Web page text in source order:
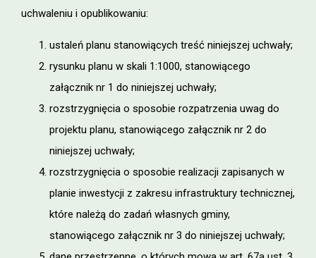
uchwaleniu i opublikowaniu:
ustaleń planu stanowiących treść niniejszej uchwały;
rysunku planu w skali 1:1000, stanowiącego
załącznik nr 1 do niniejszej uchwały;
rozstrzygnięcia o sposobie rozpatrzenia uwag do
projektu planu, stanowiącego załącznik nr 2 do
niniejszej uchwały;
rozstrzygnięcia o sposobie realizacji zapisanych w
planie inwestycji z zakresu infrastruktury technicznej,
które należą do zadań własnych gminy,
stanowiącego załącznik nr 3 do niniejszej uchwały;